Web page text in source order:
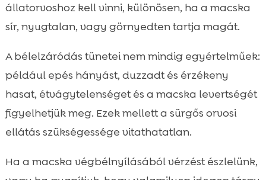
állatorvoshoz kell vinni, különösen, ha a macska
sír, nyugtalan, vagy görnyedten tartja magát.
A bélelzáródás tünetei nem mindig egyértelműek:
például epés hányást, duzzadt és érzékeny
hasat, étvágytelenséget és a macska levertségét
figyelhetjük meg. Ezek mellett a sürgős orvosi
ellátás szükségessége vitathatatlan.
Ha a macska végbélnyílásából vérzést észlelünk,